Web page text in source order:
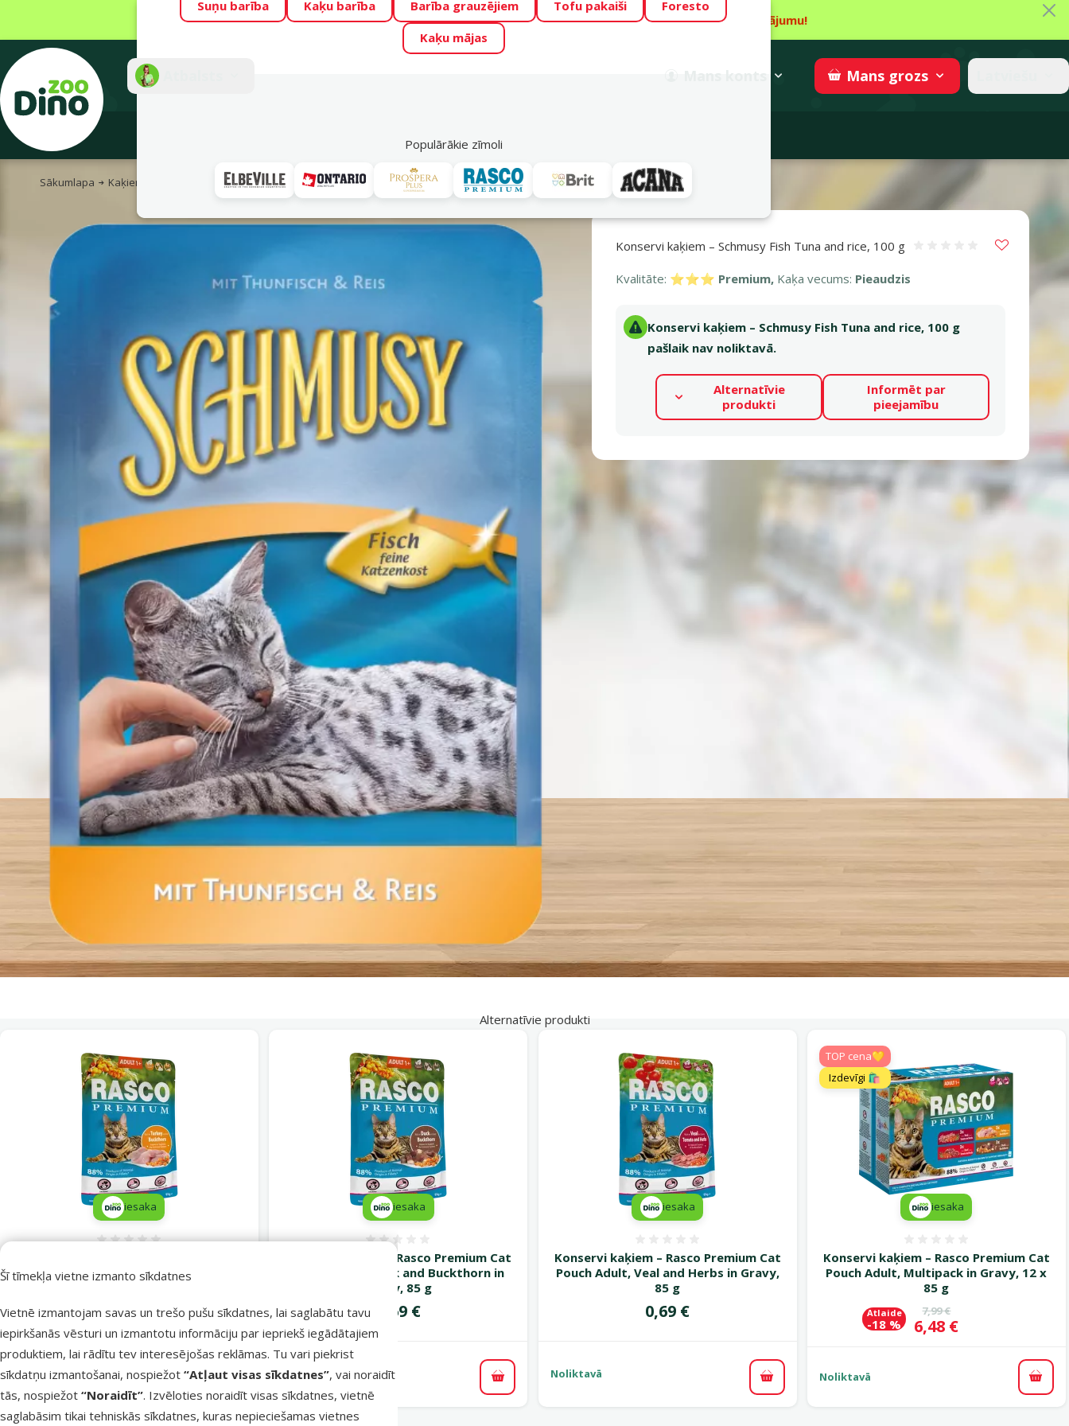
Visu mēnesi Dino Zoo piedāvā lieliskas cenas mīluļu TOP barībām! 🍖 →Skatīt piedāvājumu!
Fotokonkurss “GADA ŪSAIŅI”! Varbūt tieši Tavs mīlulis būs 2027. gada zvaigzne
Šī tīmekļa vietne izmanto sīkdatnes
Vietnē izmantojam savas un trešo pušu sīkdatnes, lai saglabātu tavu
iepirkšanās vēsturi un izmantotu informāciju par iepriekš iegādātajiem
produktiem, lai rādītu tev interesējošas reklāmas. Tu vari piekrist
sīkdatņu izmantošanai, nospiežot “Atļaut visas sīkdatnes”, vai noraidīt
tās, nospiežot “Noraidīt”. Izvēloties noraidīt visas sīkdatnes, vietnē
saglabāsim tikai tehniskās sīkdatnes, kuras nepieciešamas vietnes
Mans grozs
Suņu barība Kaķu barība Barība grauzējiem Tofu pakaiši
Foresto
Kaķu mājas
Populārākie zīmoli
Akciju piedāvājumi
Sākumlapa Kaķiem Kaķu barība un gardumi Konservi kaķiem Pieaugušiem kaķiem Konservi kaķiem Schmusy Fish Tuna and rice, 100 g
Konservi kaķiem – Schmusy Fish Tuna and rice, 100 g
Atsauksmes 0%
Kvalitāte: ⭐⭐⭐ Premium, Kaķa vecums: Pieaudzis
Konservi kaķiem – Schmusy Fish Tuna and rice, 100 g
pašlaik nav noliktavā.
Alternatīvie
produkti
Informēt par
pieejamību
Alternatīvie produkti
Pouch Adult, Turkey and Buckthorn in
Atsauksmes 0%
Cena
0,69 €
iesaka
Noliktavā
Pievienot grozam
Konservi kaķiem – Rasco Premium Cat
Pouch Adult, Duck and Buckthorn in
Gravy, 85 g
Cena
0,69 €
iesaka
Noliktavā
Pievienot grozam
Konservi kaķiem – Rasco Premium Cat
Pouch Adult, Veal and Herbs in Gravy,
85 g
Cena
0,69 €
iesaka
Noliktavā
Pievienot grozam
Konservi kaķiem – Rasco Premium Cat
Pouch Adult, Multipack in Gravy, 12 x
85 g
Oriģinālā cena
7,99 €
Cena
6,48 €
Atlaide
-18 %
TOP cena💛
Izdevīgi 🛍️
iesaka
Noliktavā